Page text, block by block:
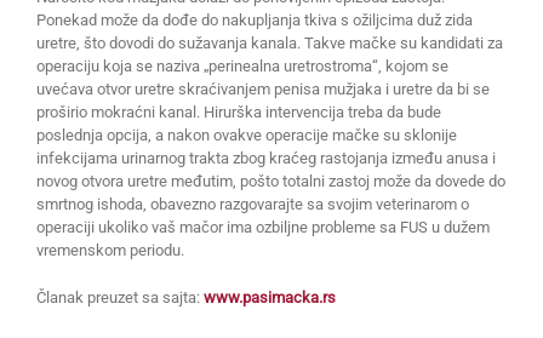
Ponekad može da dođe do nakupljanja tkiva s ožiljcima duž zida
uretre, što dovodi do sužavanja kanala. Takve mačke su kandidati za
operaciju koja se naziva „perinealna uretrostroma“, kojom se
uvećava otvor uretre skraćivanjem penisa mužjaka i uretre da bi se
proširio mokraćni kanal. Hirurška intervencija treba da bude
poslednja opcija, a nakon ovakve operacije mačke su sklonije
infekcijama urinarnog trakta zbog kraćeg rastojanja između anusa i
novog otvora uretre međutim, pošto totalni zastoj može da dovede do
smrtnog ishoda, obavezno razgovarajte sa svojim veterinarom o
operaciji ukoliko vaš mačor ima ozbiljne probleme sa FUS u dužem
vremenskom periodu.
Članak preuzet sa sajta: www.pasimacka.rs